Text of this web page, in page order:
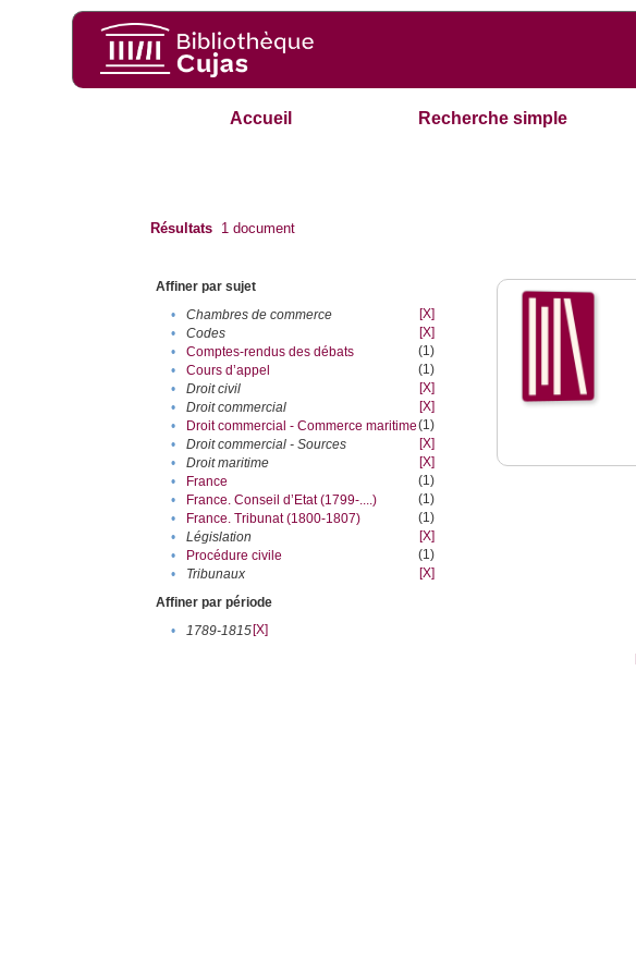
Accueil Recherche simple
Résultats 1 document
Affiner par sujet
•
Chambres de commerce
[X]
•
Codes
[X]
•
Comptes-rendus des débats
(1)
•
Cours d’appel
(1)
•
Droit civil
[X]
•
Droit commercial
[X]
•
Droit commercial - Commerce maritime(1)
•
Droit commercial - Sources
[X]
•
Droit maritime
[X]
•
France
(1)
•
France. Conseil d’Etat (1799-....)
(1)
•
France. Tribunat (1800-1807)
(1)
•
Législation
[X]
•
Procédure civile
(1)
•
Tribunaux
[X]
Affiner par période
•
1789-1815[X]